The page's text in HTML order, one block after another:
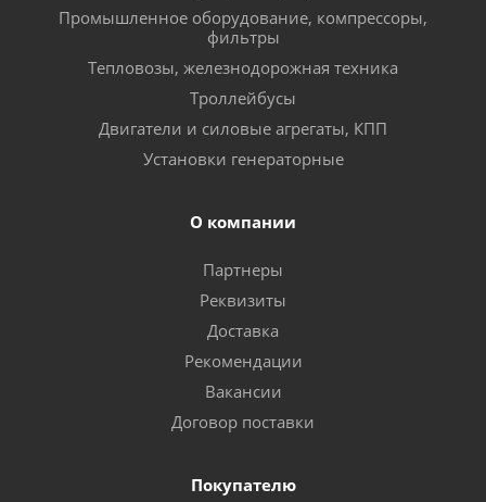
Промышленное оборудование, компрессоры,
фильтры
Тепловозы, железнодорожная техника
Троллейбусы
Двигатели и силовые агрегаты, КПП
Установки генераторные
О компании
Партнеры
Реквизиты
Доставка
Рекомендации
Вакансии
Договор поставки
Покупателю